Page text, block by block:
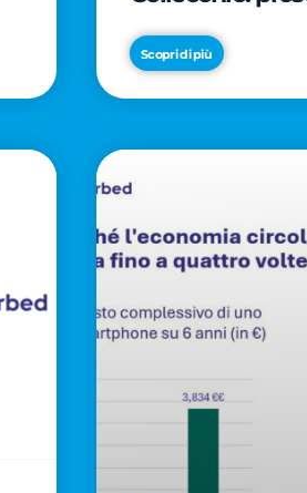
SmartCityLife
spazi pubblici del
Municipio 8
Scopri di più